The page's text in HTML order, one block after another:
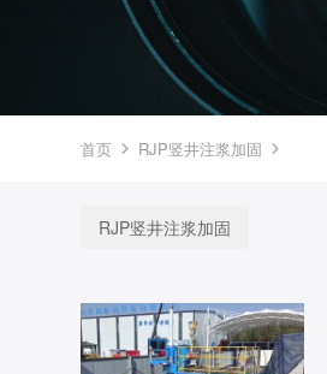
首页  RJP竖井注浆加固 
RJP竖井注浆加固